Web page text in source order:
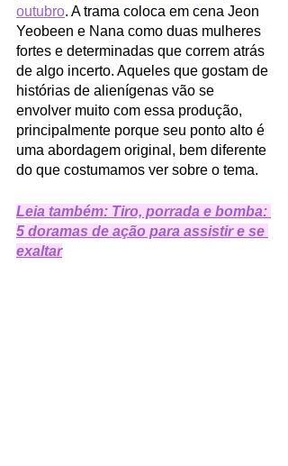
outubro. A trama coloca em cena Jeon
Yeobeen e Nana como duas mulheres
fortes e determinadas que correm atrás
de algo incerto. Aqueles que gostam de
histórias de alienígenas vão se
envolver muito com essa produção,
principalmente porque seu ponto alto é
uma abordagem original, bem diferente
do que costumamos ver sobre o tema.
Leia também: Tiro, porrada e bomba:
5 doramas de ação para assistir e se
exaltar